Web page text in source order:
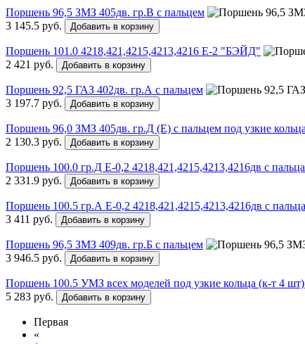
Поршень 96,5 ЗМЗ 405дв. гр.В с пальцем
3 145.5 руб.
Добавить в корзину
Поршень 101.0 4218,421,4215,4213,4216 Е-2 "БЭЙД"
2 421 руб.
Добавить в корзину
Поршень 92,5 ГАЗ 402дв. гр.А с пальцем
3 197.7 руб.
Добавить в корзину
Поршень 96,0 ЗМЗ 405дв. гр.Д (E) с пальцем под узкие кольца
2 130.3 руб.
Добавить в корзину
Поршень 100.0 гр.Д Е-0,2 4218,421,4215,4213,4216дв с
2 331.9 руб.
Добавить в корзину
Поршень 100.5 гр.А Е-0,2 4218,421,4215,4213,4216дв с
3 411 руб.
Добавить в корзину
Поршень 96,5 ЗМЗ 409дв. гр.Б с пальцем
3 946.5 руб.
Добавить в корзину
Поршень 100.5 УМЗ всех моделей под узкие кольца (к-т 4 шт)
5 283 руб.
Добавить в корзину
Первая
«